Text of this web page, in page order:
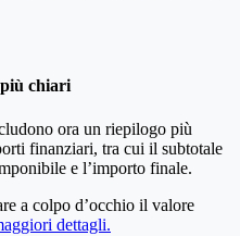
chiari
ora un riepilogo più
finanziari, tra cui il subtotale
e l’importo finale.
a colpo d’occhio il valore
dettagli.